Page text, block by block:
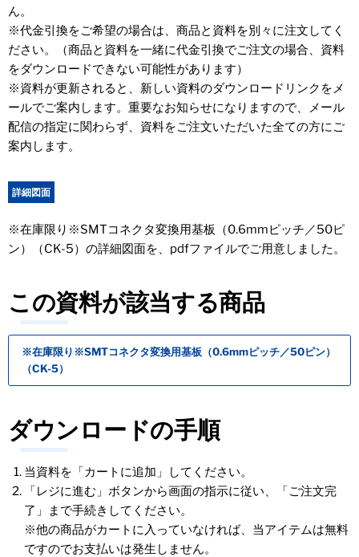
ん。
※代金引換をご希望の場合は、商品と資料を別々に注文してく
ださい。（商品と資料を一緒に代金引換でご注文の場合、資料
をダウンロードできない可能性があります）
※資料が更新されると、新しい資料のダウンロードリンクをメ
ールでご案内します。重要なお知らせになりますので、メール
配信の指定に関わらず、資料をご注文いただいた全ての方にご
案内します。
詳細図面
※在庫限り※SMTコネクタ変換用基板（0.6mmピッチ／50ピ
ン）（CK-5）の詳細図面を、pdfファイルでご用意しました。
この資料が該当する商品
※在庫限り※SMTコネクタ変換用基板（0.6mmピッチ／50ピン）
（CK-5）
ダウンロードの手順
当資料を「カートに追加」してください。
「レジに進む」ボタンから画面の指示に従い、「ご注文完
了」まで手続きしてください。
※他の商品がカートに入っていなければ、当アイテムは無料
ですのでお支払いは発生しません。